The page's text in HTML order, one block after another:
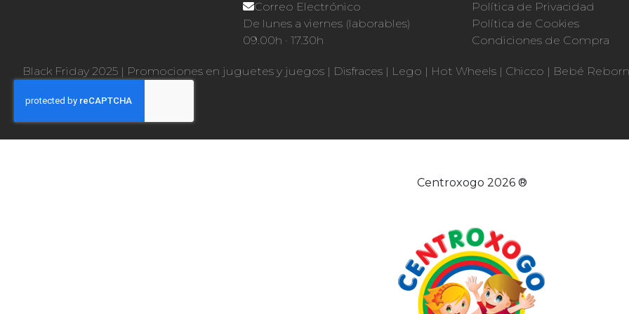
Correo Electrónico
De lunes a viernes (laborables)
09.00h · 17.30h
Política de Privacidad
Política de Cookies
Condiciones de Compra
Black Friday 2025 | Promociones en juguetes y juegos | Disfraces | Lego | Hot Wheels | Chicco | Bebé Reborn
Centroxogo 2026 ®